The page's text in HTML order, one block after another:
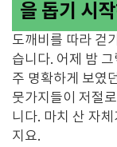
을 돕기 시
도깨비를 따라 걷
습니다. 어제 밤
주 명확하게 보였
뭇가지들이 저절
니다. 마치 산 자
지요.